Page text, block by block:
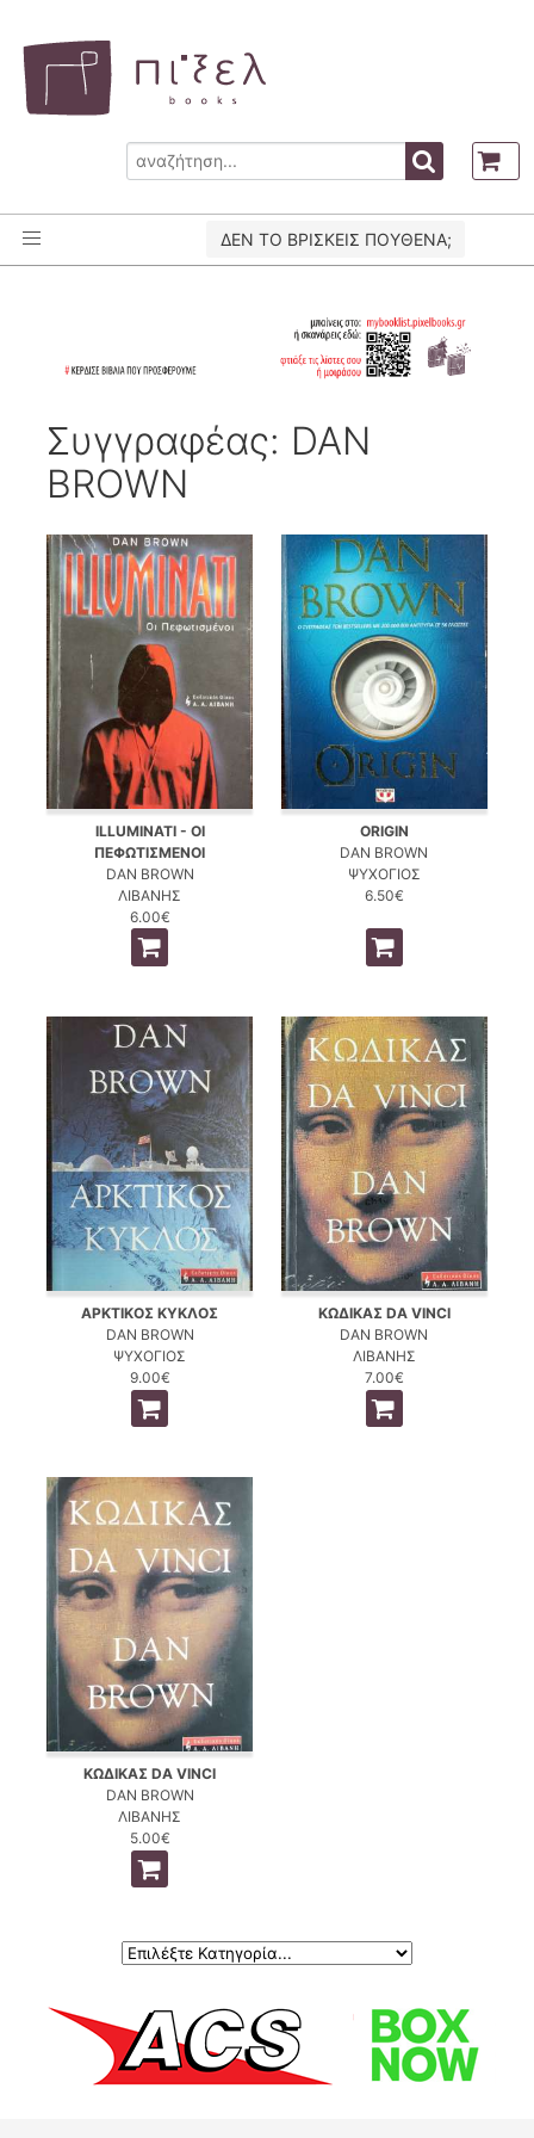
ΔΕΝ ΤΟ ΒΡΙΣΚΕΙΣ ΠΟΥΘΕΝΑ;
Συγγραφέας: DAN
BROWN
ILLUMINATI - ΟΙ
ΠΕΦΩΤΙΣΜΕΝΟΙ
DAN BROWN
ΛΙΒΑΝΗΣ
6.00€
ORIGIN
DAN BROWN
ΨΥΧΟΓΙΟΣ
6.50€
ΑΡΚΤΙΚΟΣ ΚΥΚΛΟΣ
DAN BROWN
ΨΥΧΟΓΙΟΣ
9.00€
ΚΩΔΙΚΑΣ DA VINCI
DAN BROWN
ΛΙΒΑΝΗΣ
7.00€
ΚΩΔΙΚΑΣ DA VINCI
DAN BROWN
ΛΙΒΑΝΗΣ
5.00€